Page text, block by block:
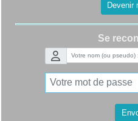
Devenir
Se